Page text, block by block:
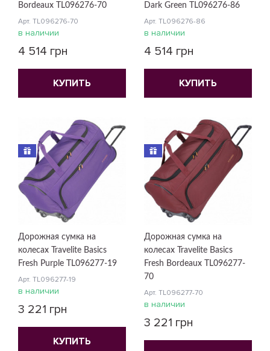
Bordeaux TL096276-70
Арт. TL096276-70
в наличии
4 514 грн
КУПИТЬ
Dark Green TL096276-86
Арт. TL096276-86
в наличии
4 514 грн
КУПИТЬ
Дорожная сумка на
колесах Travelite Basics
Fresh Purple TL096277-19
Арт. TL096277-19
в наличии
3 221 грн
КУПИТЬ
Дорожная сумка на
колесах Travelite Basics
Fresh Bordeaux TL096277-
70
Арт. TL096277-70
в наличии
3 221 грн